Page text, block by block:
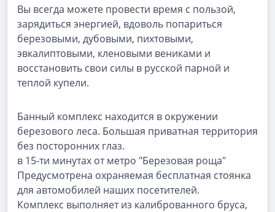
Вы всегда можете провести время с пользой,
зарядиться энергией, вдоволь попариться
березовыми, дубовыми, пихтовыми,
эвкалиптовыми, кленовыми вениками и
восстановить свои силы в русской парной и
теплой купели.
Банный комплекс находится в окружении
березового леса. Большая приватная территория
без посторонних глаз.
в 15-ти минутах от метро "Березовая роща"
Предусмотрена охраняемая бесплатная стоянка
для автомобилей наших посетителей.
Комплекс выполняет из калиброванного бруса,